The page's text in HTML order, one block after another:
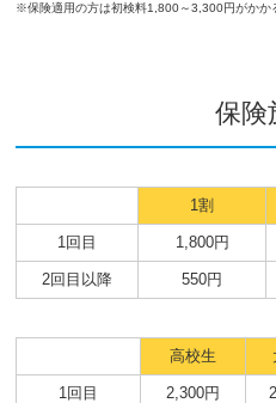
※保険適用の方は初検料1,800～3,300円がかか
保険
1割
1回目 1,800円
2回目以降 550円
高校生
1回目 2,300円